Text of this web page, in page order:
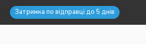
Затримка по відправці до 5 днів